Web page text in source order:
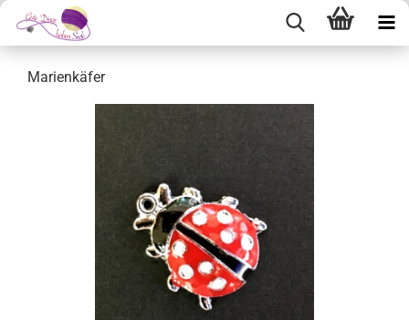
Marienkäfer